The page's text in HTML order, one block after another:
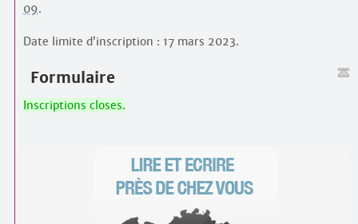
09.
Date limite d’inscription : 17 mars 2023.
Formulaire
Inscriptions closes.